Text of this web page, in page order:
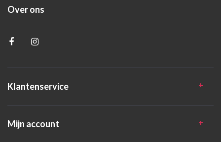
Over ons
Klantenservice
Mijn account